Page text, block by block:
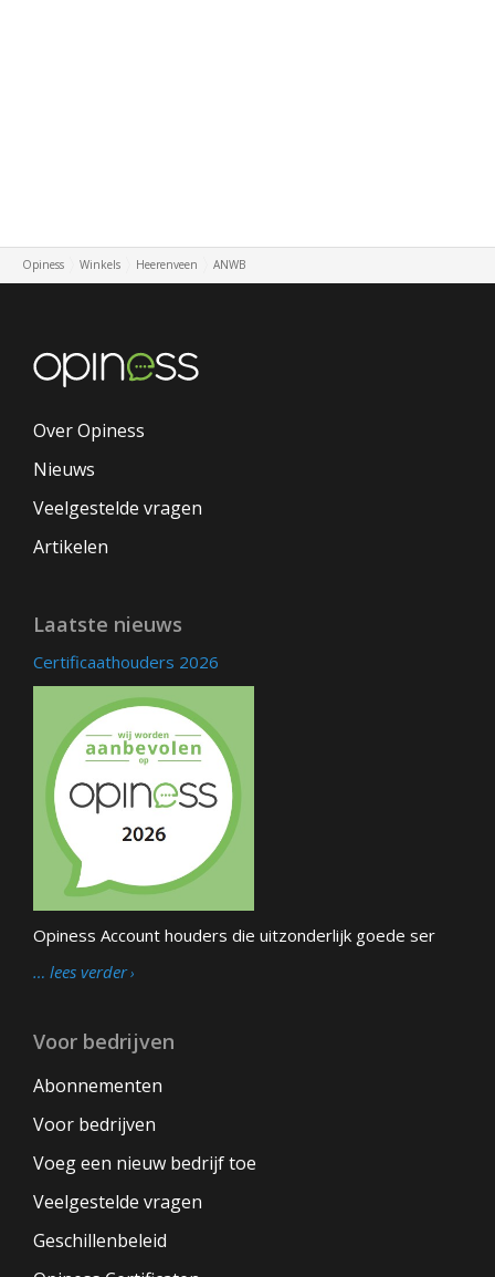
Opiness Winkels Heerenveen ANWB
Over Opiness
Nieuws
Veelgestelde vragen
Artikelen
Laatste nieuws
Certificaathouders 2026
Opiness Account houders die uitzonderlijk goede ser
… lees verder
Voor bedrijven
Abonnementen
Voor bedrijven
Voeg een nieuw bedrijf toe
Veelgestelde vragen
Geschillenbeleid